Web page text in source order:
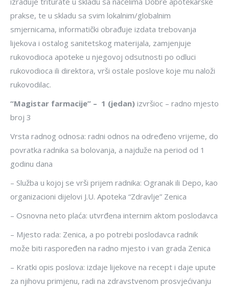
prakse, te u skladu sa svim lokalnim/globalnim
smjernicama, informatički obrađuje izdata trebovanja
lijekova i ostalog sanitetskog materijala, zamjenjuje
rukovodioca apoteke u njegovoj odsutnosti po odluci
rukovodioca ili direktora, vrši ostale poslove koje mu naloži
rukovodilac.
“Magistar farmacije” – 1 (jedan) izvršioc – radno mjesto
broj 3
Vrsta radnog odnosa: radni odnos na određeno vrijeme, do
povratka radnika sa bolovanja, a najduže na period od 1
godinu dana
– Služba u kojoj se vrši prijem radnika: Ogranak ili Depo, kao
organizacioni dijelovi J.U. Apoteka “Zdravlje” Zenica
– Osnovna neto plaća: utvrđena internim aktom poslodavca
– Mjesto rada: Zenica, a po potrebi poslodavca radnik
može biti raspoređen na radno mjesto i van grada Zenica
– Kratki opis poslova: izdaje lijekove na recept i daje upute
za njihovu primjenu, radi na zdravstvenom prosvjećivanju